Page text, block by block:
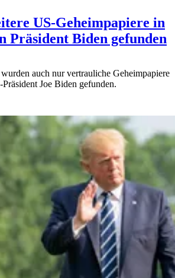
US-Geheimpapiere in
Präsident Biden gefunden
auch nur vertrauliche Geheimpapiere
Joe Biden gefunden.